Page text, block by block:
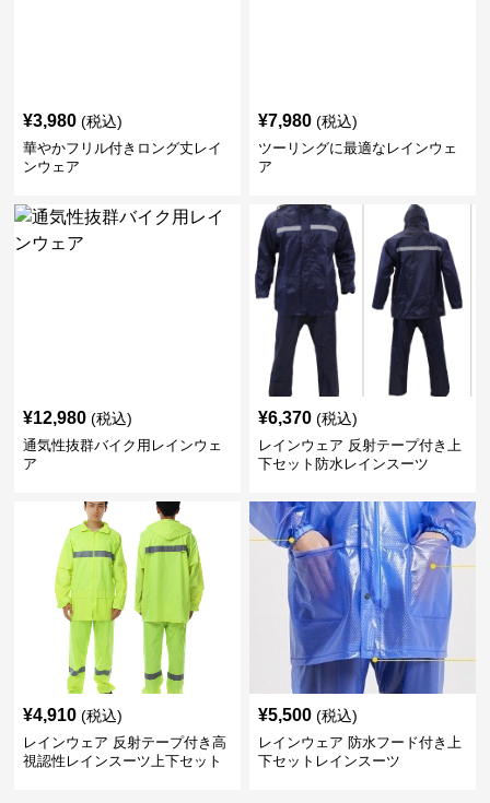
¥3,980 (税込)
華やかフリル付きロング丈レイ
ンウェア
¥7,980 (税込)
ツーリングに最適なレインウェ
ア
¥12,980 (税込)
通気性抜群バイク用レインウェ
ア
¥6,370 (税込)
レインウェア 反射テープ付き上
下セット防水レインスーツ
¥4,910 (税込)
レインウェア 反射テープ付き高
視認性レインスーツ上下セット
¥5,500 (税込)
レインウェア 防水フード付き上
下セットレインスーツ